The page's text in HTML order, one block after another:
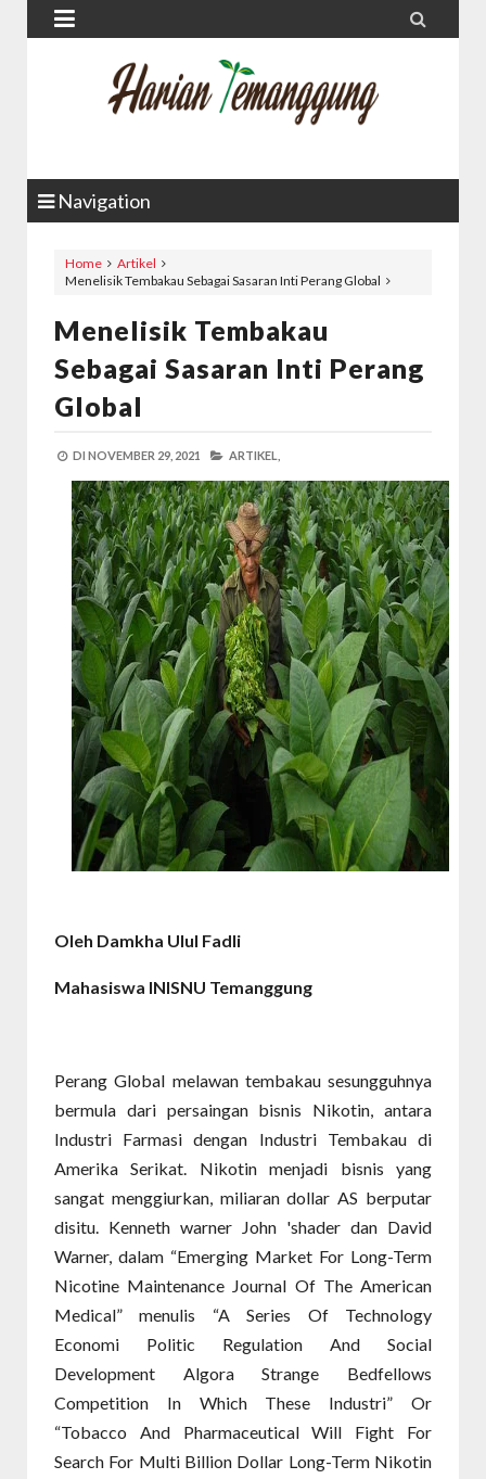
 
Navigation
Home
Artikel
Menelisik Tembakau Sebagai Sasaran Inti Perang Global
Menelisik Tembakau
Sebagai Sasaran Inti Perang
Global
DI NOVEMBER 29, 2021 ARTIKEL,
Oleh Damkha Ulul Fadli
Mahasiswa INISNU Temanggung
Perang Global melawan tembakau sesungguhnya
bermula dari persaingan bisnis Nikotin, antara
Industri Farmasi dengan Industri Tembakau di
Amerika Serikat. Nikotin menjadi bisnis yang
sangat menggiurkan, miliaran dollar AS berputar
disitu. Kenneth warner John 'shader dan David
Warner, dalam “Emerging Market For Long-Term
Nicotine Maintenance Journal Of The American
Medical” menulis “A Series Of Technology
Economi Politic Regulation And Social
Development Algora Strange Bedfellows
Competition In Which These Industri” Or
“Tobacco And Pharmaceutical Will Fight For
Search For Multi Billion Dollar Long-Term Nikotin